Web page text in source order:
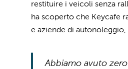
restituire i veicoli senza
ha scoperto che Keycafe
e aziende di
Abbiamo avuto